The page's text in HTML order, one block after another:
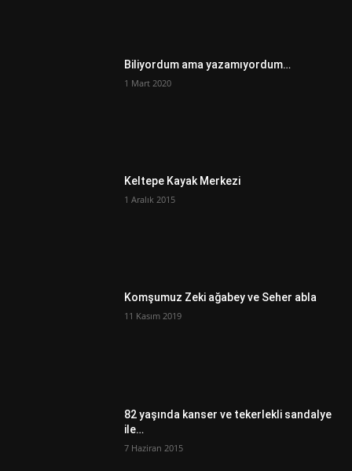
Biliyordum ama yazamıyordum…
1 Mart 2020
Keltepe Kayak Merkezi
1 Aralık 2015
Komşumuz Zeki ağabey ve Seher abla
11 Kasım 2019
82 yaşında kanser ve tekerlekli sandalye
ile…
7 Haziran 2015